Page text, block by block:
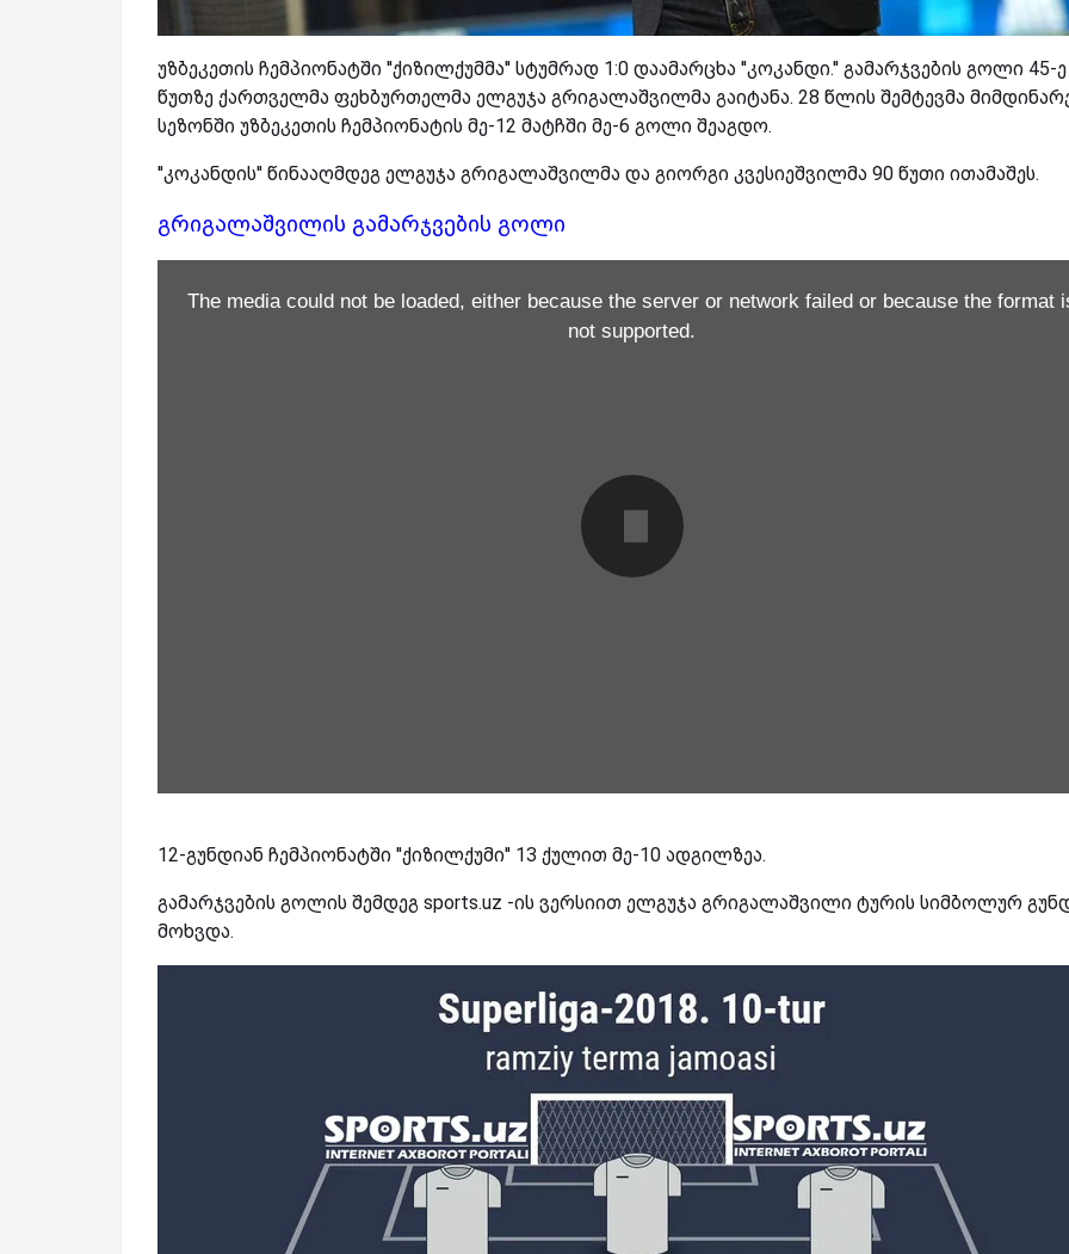
უზბეკეთის ჩემპიონატში ''ქიზილქუმმა'' სტუმრად 1:0 დაამარცხა ''კოკანდი.'' გამარჯვების გოლი 45-ე
წუთზე ქართველმა ფეხბურთელმა ელგუჯა გრიგალაშვილმა გაიტანა. 28 წლის შემტევმა
სეზონში უზბეკეთის ჩემპიონატის მე-12 მატჩში მე-6 გოლი შეაგდო.
''კოკანდის'' წინააღმდეგ ელგუჯა გრიგალაშვილმა და გიორგი კვესიეშვილმა 90 წუთი ითამაშეს.
გრიგალაშვილის გამარჯვების გოლი
The media could not be loaded, either because the server or network failed or because the format
not supported.
12-გუნდიან ჩემპიონატში ''ქიზილქუმი'' 13 ქულით მე-10 ადგილზეა.
გამარჯვების გოლის შემდეგ sports.uz -ის ვერსიით ელგუჯა გრიგალაშვილი ტურის სიმბოლურ
მოხვდა.